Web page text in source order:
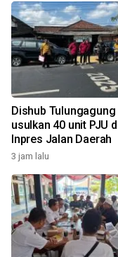
Dishub Tulungagung
usulkan 40 unit PJU
Inpres Jalan Daerah
3 jam lalu